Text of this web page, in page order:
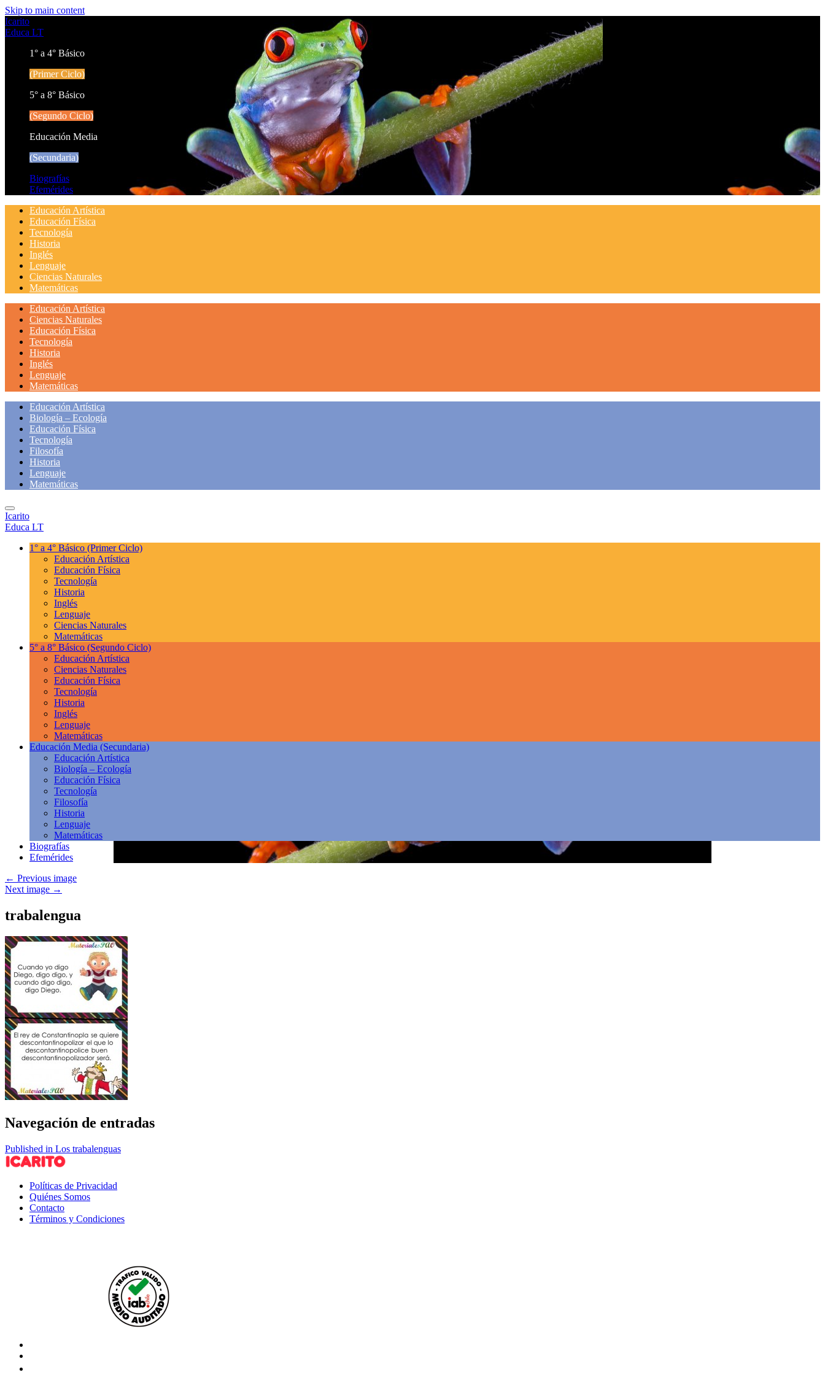
Skip to main content
Icarito
Educa LT
1° a 4° Básico
(Primer Ciclo)
5° a 8° Básico
(Segundo Ciclo)
Educación Media
(Secundaria)
Biografías
Efemérides
Educación Artística
Educación Física
Tecnología
Historia
Inglés
Lenguaje
Ciencias Naturales
Matemáticas
Educación Artística
Ciencias Naturales
Educación Física
Tecnología
Historia
Inglés
Lenguaje
Matemáticas
Educación Artística
Biología – Ecología
Educación Física
Tecnología
Filosofía
Historia
Lenguaje
Matemáticas
Icarito
Educa LT
1° a 4° Básico (Primer Ciclo)
Educación Artística
Educación Física
Tecnología
Historia
Inglés
Lenguaje
Ciencias Naturales
Matemáticas
5° a 8° Básico (Segundo Ciclo)
Educación Artística
Ciencias Naturales
Educación Física
Tecnología
Historia
Inglés
Lenguaje
Matemáticas
Educación Media (Secundaria)
Educación Artística
Biología – Ecología
Educación Física
Tecnología
Filosofía
Historia
Lenguaje
Matemáticas
Biografías
Efemérides
← Previous image
Next image →
trabalengua
Navegación de entradas
Published in Los trabalenguas
Políticas de Privacidad
Quiénes Somos
Contacto
Términos y Condiciones